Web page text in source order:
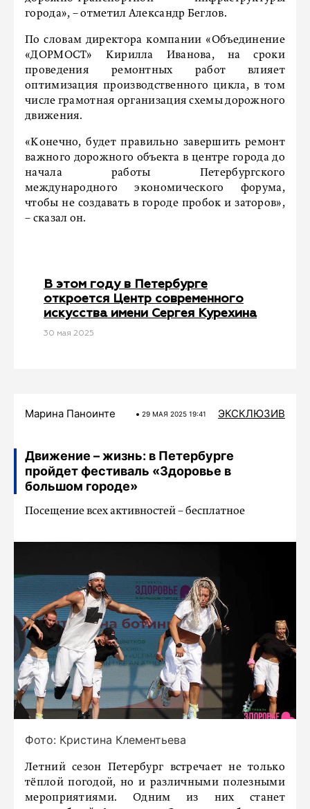
города», – отметил Александр Беглов.
По словам директора компании «Объединение
«ДОРМОСТ» Кирилла Иванова, на сроки
проведения ремонтных работ влияет
оптимизация производственного цикла, в том
числе грамотная организация схемы дорожного
движения.
«Конечно, будет правильно завершить ремонт
важного дорожного объекта в центре города до
начала работы Петербургского
международного экономического форума,
чтобы не создавать в городе пробок и заторов»,
– сказал он.
В этом году в Петербурге
откроется Центр современного
искусства имени Сергея Курехина
30 мая 2025
Марина Паноинте 29 МАЯ 2025 19:41 ЭКСКЛЮЗИВ
Движение – жизнь: в Петербурге
пройдет фестиваль «Здоровье в
большом городе»
Посещение всех активностей – бесплатное
Фото: Кристина Клементьева
Летний сезон Петербург встречает не только
тёплой погодой, но и различными полезными
мероприятиями. Одним из них станет